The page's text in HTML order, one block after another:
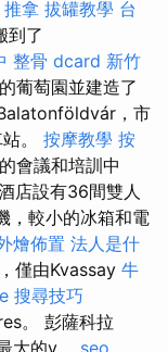
推拿 拔罐教學 台
到了
整骨 dcard 新竹
葡萄園並建造了
，市
。 按摩教學 按
會議和培訓中
店設有36間雙人
，較小的冰箱和電
燴佈置 法人是什
僅由Kvassay 牛
搜尋技巧
。 彭薩科拉
大的v。 seo